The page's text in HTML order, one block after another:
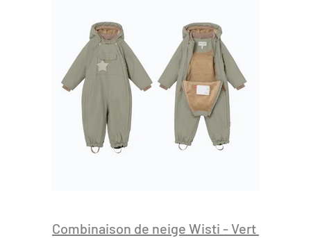
Combinaison de neige Wisti - Vert